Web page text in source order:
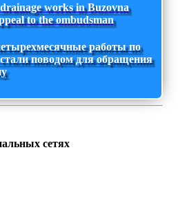
works in Buzovna
to the ombudsman
работы по
поводом для обращения
сетях